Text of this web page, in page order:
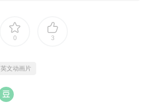
0 3
英文动画片